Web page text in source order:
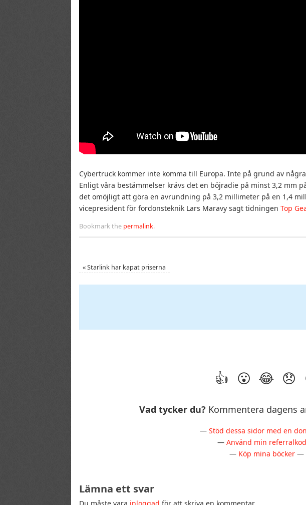
Cybertruck kommer inte komma till Europa. Inte på grund av
Enligt våra bestämmelser krävs det en böjradie på minst 3,2 mm
det omöjligt att göra en avrundning på 3,2 millimeter på en 1,4
vicepresident för fordonsteknik Lars Maravy sagt tidningen Top
Bookmark the permalink.
«Starlink har kapat priserna
Vad tycker du? Kommentera dagens
— Stöd dessa sidor med en
— Använd min referralkod
— Köp mina böcker—
Lämna ett svar